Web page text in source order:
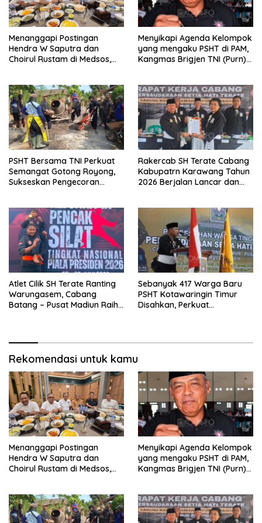
Menanggapi Postingan
Hendra W Saputra dan
Choirul Rustam di Medsos,
Menyikapi Agenda Kelompok
yang mengaku PSHT di PAM,
Kangmas Brigjen TNI (Purn)
PSHT Bersama TNI Perkuat
Semangat Gotong Royong,
Sukseskan Pengecoran
Rakercab SH Terate Cabang
Kabupatrn Karawang Tahun
2026 Berjalan Lancar dan
Atlet Cilik SH Terate Ranting
Warungasem, Cabang
Batang – Pusat Madiun Raih
Sebanyak 417 Warga Baru
PSHT Kotawaringin Timur
Disahkan, Perkuat
Rekomendasi untuk kamu
Menanggapi Postingan
Hendra W Saputra dan
Choirul Rustam di Medsos,
Menyikapi Agenda Kelompok
yang mengaku PSHT di PAM,
Kangmas Brigjen TNI (Purn)